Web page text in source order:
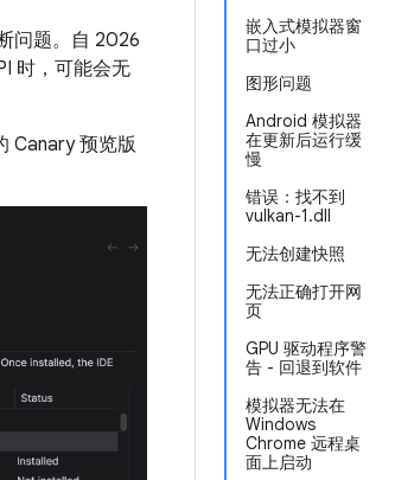
嵌入式模拟器窗
口过小
图形问题
Android 模拟器
在更新后运行缓
慢
错误：找不到
vulkan-1.dll
无法创建快照
无法正确打开网
页
GPU 驱动程序警
告 - 回退到软件
模拟器无法在
Windows
Chrome 远程桌
面上启动
问题。自 2026
时，可能会无
Canary 预览版